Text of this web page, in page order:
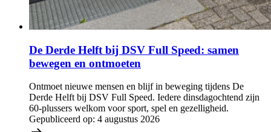
De Derde Helft bij DSV Full Speed: samen
bewegen en ontmoeten
Ontmoet nieuwe mensen en blijf in beweging tijdens De
Derde Helft bij DSV Full Speed. Iedere dinsdagochtend zijn
60-plussers welkom voor sport, spel en gezelligheid.
Gepubliceerd op: 4 augustus 2026